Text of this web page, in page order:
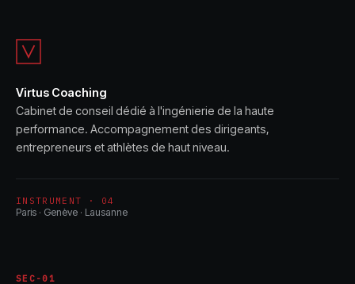
Virtus Coaching
Cabinet de conseil dédié à l'ingénierie de la haute
performance. Accompagnement des dirigeants,
entrepreneurs et athlètes de haut niveau.
INSTRUMENT · 04
Paris · Genève · Lausanne
SEC-01